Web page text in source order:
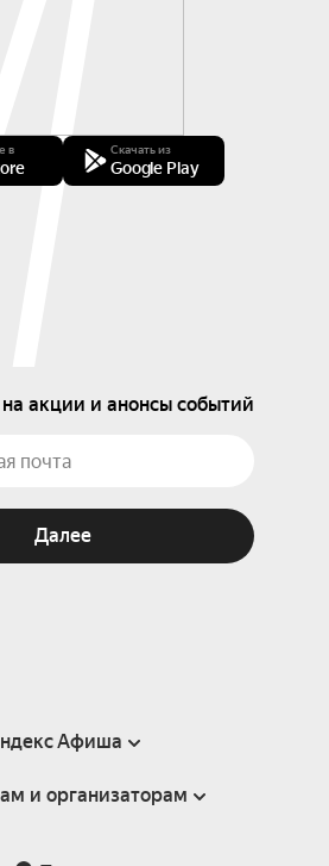
в Скачать из
Google Play
акции и анонсы событий
Далее
Афиша
Справка
и организаторам